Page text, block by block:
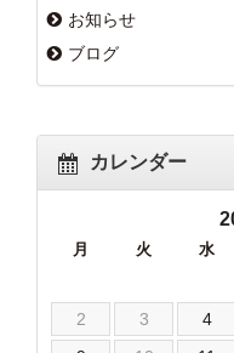
お知らせ
ブログ
カレンダー
月 火 水
2
3 4